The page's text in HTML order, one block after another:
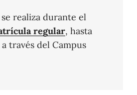
realiza durante el
regular, hasta
través del Campus